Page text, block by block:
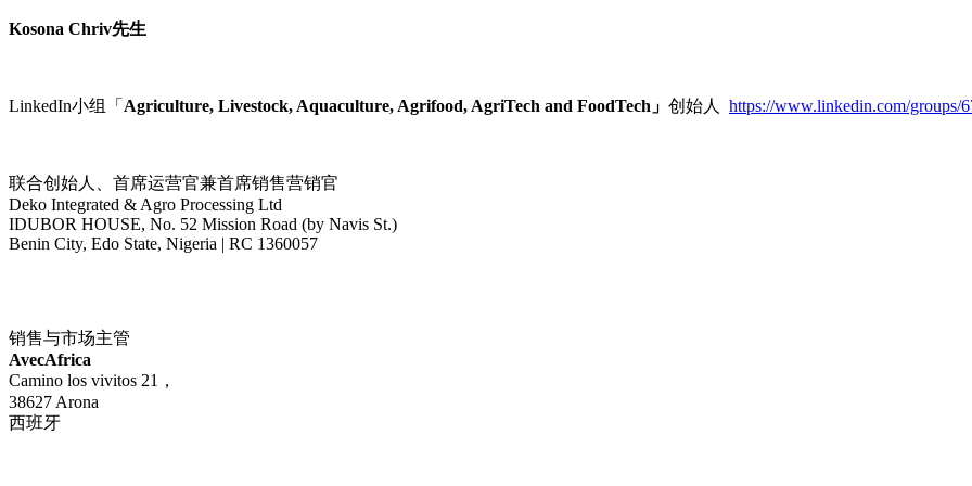
Kosona Chriv先生
LinkedIn小组「 Agriculture, Livestock, Aquaculture, Agrifood, AgriTech and FoodTech」 创始人 https://www.linkedin.com/groups/
联合创始人、首席运营官兼首席销售营销官
Deko Integrated & Agro Processing Ltd
IDUBOR HOUSE, No. 52 Mission Road (by Navis St.)
Benin City, Edo State, Nigeria | RC 1360057
销售与市场主管
AvecAfrica
Camino los vivitos 21，
38627 Arona
西班牙